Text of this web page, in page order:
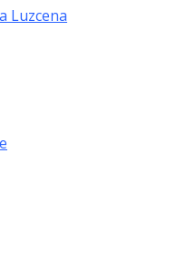
Luzcena